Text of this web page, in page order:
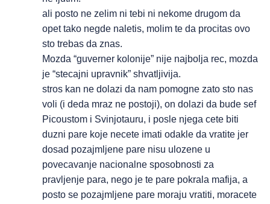
ali posto ne zelim ni tebi ni nekome drugom da
opet tako negde naletis, molim te da procitas ovo
sto trebas da znas.
Mozda “guverner kolonije” nije najbolja rec, mozda
je “stecajni upravnik” shvatljivija.
stros kan ne dolazi da nam pomogne zato sto nas
voli (i deda mraz ne postoji), on dolazi da bude sef
Picoustom i Svinjotauru, i posle njega cete biti
duzni pare koje necete imati odakle da vratite jer
dosad pozajmljene pare nisu ulozene u
povecavanje nacionalne sposobnosti za
pravljenje para, nego je te pare pokrala mafija, a
posto se pozajmljene pare moraju vratiti, moracete